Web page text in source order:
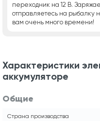
переходник на 12 В.
отправляетесь на рыбалку
вам очень много времени!
Характеристики
аккумуляторе
Общие
Страна производства